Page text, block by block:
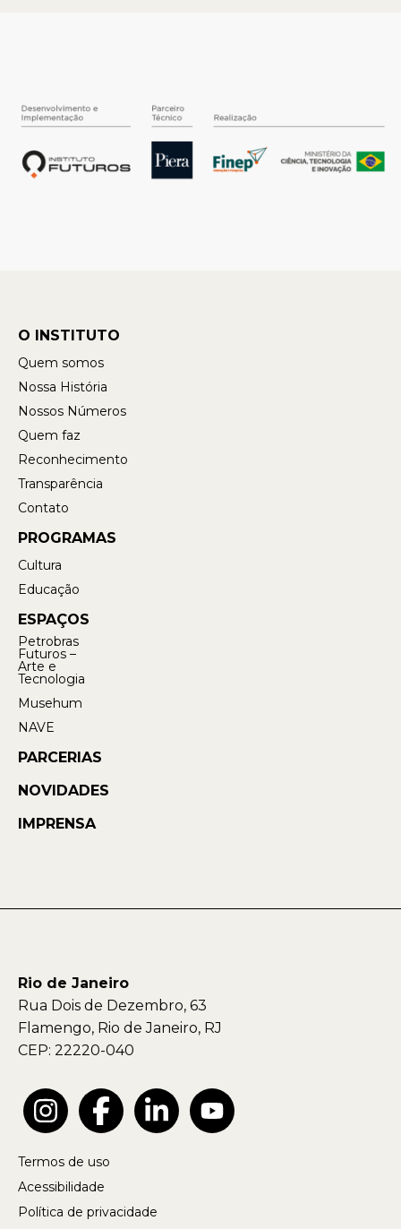
O INSTITUTO
Quem somos
Nossa História
Nossos Números
Quem faz
Reconhecimento
Transparência
Contato
PROGRAMAS
Cultura
Educação
ESPAÇOS
Petrobras
Futuros –
Arte e
Tecnologia
Musehum
NAVE
PARCERIAS
NOVIDADES
IMPRENSA
Rio de Janeiro
Rua Dois de Dezembro, 63
Flamengo, Rio de Janeiro, RJ
CEP: 22220-040
Termos de uso
Acessibilidade
Política de privacidade